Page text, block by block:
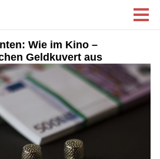
Wie im Kino –
Geldkuvert aus